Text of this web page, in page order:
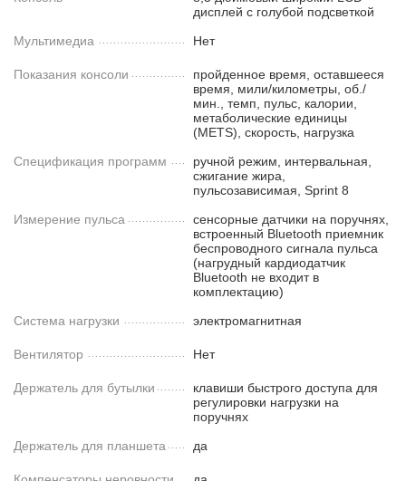
дисплей с голубой подсветкой
Мультимедиа
Нет
Показания консоли
пройденное время, оставшееся
время, мили/километры, об./
мин., темп, пульс, калории,
метаболические единицы
(METS), скорость, нагрузка
Спецификация программ
ручной режим, интервальная,
сжигание жира,
пульсозависимая, Sprint 8
Измерение пульса
сенсорные датчики на поручнях,
встроенный Bluetooth приемник
беспроводного сигнала пульса
(нагрудный кардиодатчик
Bluetooth не входит в
комплектацию)
Система нагрузки
электромагнитная
Вентилятор Нет
Держатель для бутылки
клавиши быстрого доступа для
регулировки нагрузки на
поручнях
Держатель для планшета
да